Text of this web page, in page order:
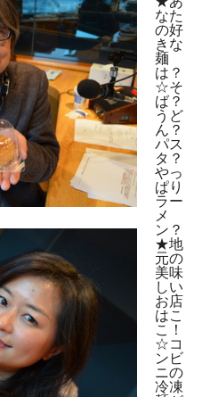
なた
の好
きな
麺
は？
☆そ
ば？
うど
ん？
パス
タ？
やっ
ぱり
ラー
メ
ン？
★地
元の
美味
しい
お店
はこ
こ！
☆コ
ンビ
ニの
冷凍